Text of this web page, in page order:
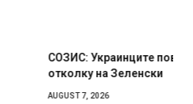
веруваат на генералите